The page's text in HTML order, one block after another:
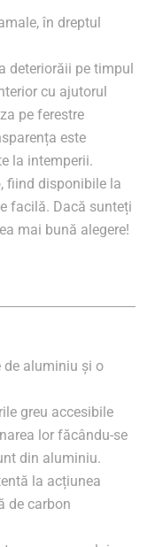
în dreptul
deteriorăii pe timpul
cu ajutorul
pe ferestre
este
la intemperii.
fiind disponibile la
facilă. Dacă sunteți
mai bună alegere!
de aluminiu și o
greu accesibile
lor făcându-se
din aluminiu.
la acțiunea
de carbon